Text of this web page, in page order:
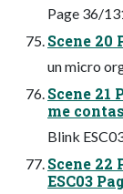
Page 36/
Scene 20
un micro
Scene 21
me
Blink
Scene 22
ESC03